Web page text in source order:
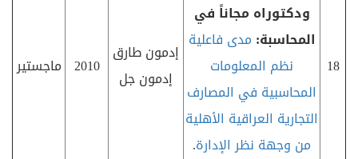
18
ودكتوراه مجاناً في
المحاسبة: مدى فاعلية
نظم المعلومات
المحاسبية في المصارف
التجارية العراقية الأهلية
من وجهة نظر الإدارة.
إدمون طارق
إدمون جل
2010 ماجستير